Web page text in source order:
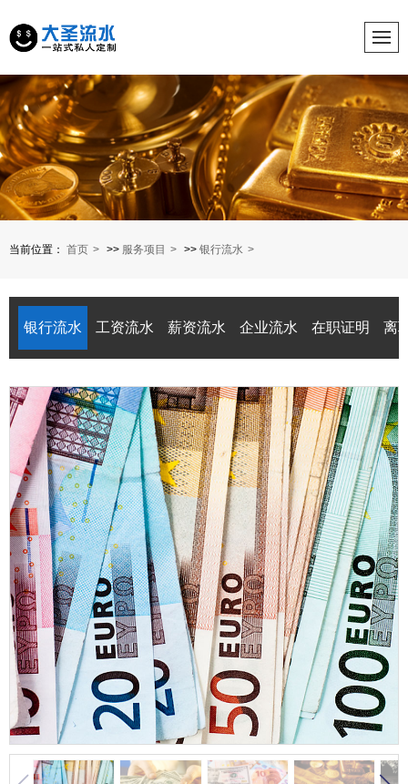
当前位置： 首页 >> 服务项目 >> 银行流水
银行流水 工资流水 薪资流水 企业流水 在职证明 离